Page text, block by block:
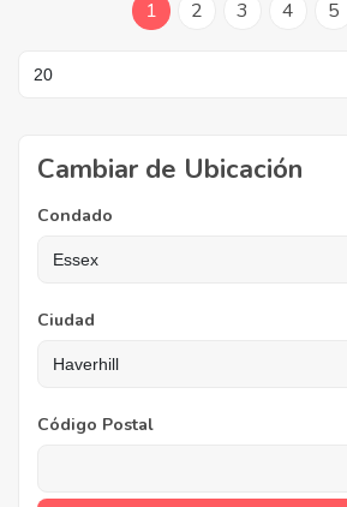
1 2 3 4 5
Cambiar de Ubicación
Condado
Ciudad
Código Postal